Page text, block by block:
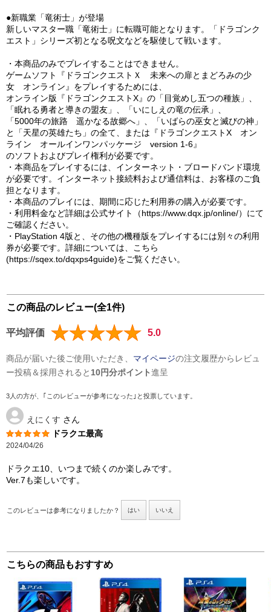
●新職業「竜術士」が登場
新しいマスター職「竜術士」に転職可能となります。「ドラゴンク
エスト」シリーズ初となる呪文などを駆使して戦います。
・本商品のみでプレイすることはできません。
ゲームソフト『ドラゴンクエストＸ 未来への扉とまどろみの少
女 オンライン』をプレイするためには、
オンライン版『ドラゴンクエストX』の「目覚めし五つの種族」、
「眠れる勇者と導きの盟友」、「いにしえの竜の伝承」、
「5000年の旅路 遥かなる故郷へ」、「いばらの巫女と滅びの神」
と「天星の英雄たち」の全て、または『ドラゴンクエストX オン
ライン オールインワンパッケージ version 1-6』
のソフトおよびプレイ権利が必要です。
・本商品をプレイするには、インターネット・ブロードバンド環境
が必要です。インターネット接続料および通信料は、お客様のご負
担となります。
・本商品のプレイには、期間に応じた利用券の購入が必要です。
・利用料金など詳細は公式サイト（https://www.dqx.jp/online/）にて
ご確認ください。
・PlayStation 4版と、その他の機種版をプレイするには別々の利用
券が必要です。詳細については、こちら
(https://sqex.to/dqxps4guide)をご覧ください。
この商品のレビュー(全1件)
平均評価 5.0
商品が届いた後ご使用いただき、 マイページの注文履歴からレビュ
ー投稿＆採用されると 10円分ポイント進呈
3人の方が、｢このレビューが参考になった｣と投票しています。
えにくす さん
ドラクエ最高
2024/04/26
ドラクエ10、いつまで続くのか楽しみです。
Ver.7も楽しいです。
このレビューは参考になりましたか？ はい いいえ
こちらの商品もおすすめ